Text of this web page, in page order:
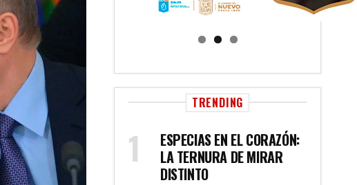
TRENDING
ESPECIAS EN EL CORAZÓN:
LA TERNURA DE MIRAR
DISTINTO